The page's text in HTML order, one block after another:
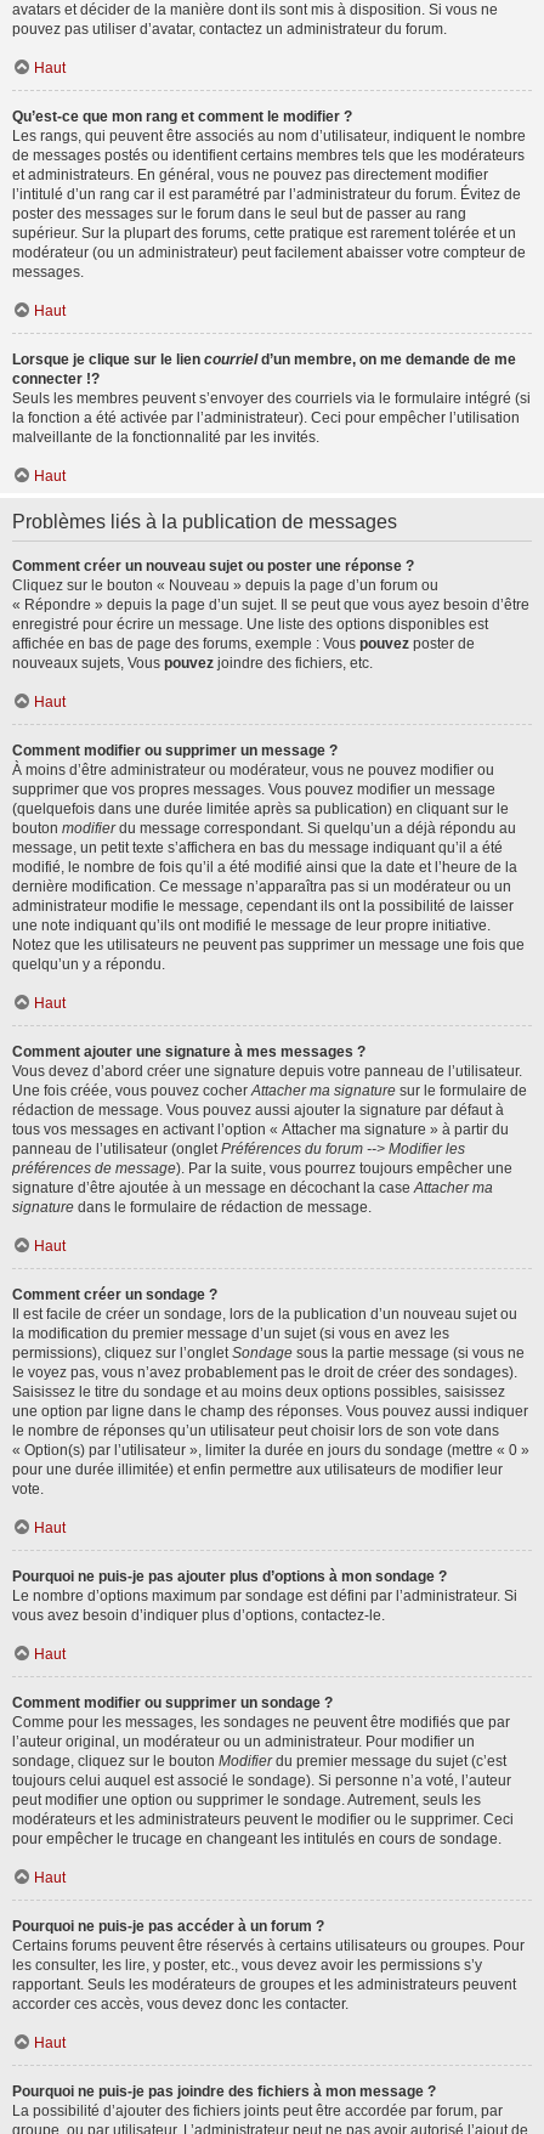
avatars et décider de la manière dont ils sont mis à disposition. Si vous ne
pouvez pas utiliser d’avatar, contactez un administrateur du forum.
Haut
Qu’est-ce que mon rang et comment le modifier ?
Les rangs, qui peuvent être associés au nom d’utilisateur, indiquent le nombre
de messages postés ou identifient certains membres tels que les modérateurs
et administrateurs. En général, vous ne pouvez pas directement modifier
l’intitulé d’un rang car il est paramétré par l’administrateur du forum. Évitez de
poster des messages sur le forum dans le seul but de passer au rang
supérieur. Sur la plupart des forums, cette pratique est rarement tolérée et un
modérateur (ou un administrateur) peut facilement abaisser votre compteur de
messages.
Haut
Lorsque je clique sur le lien courrield’un membre, on me demande de me
connecter !?
Seuls les membres peuvent s’envoyer des courriels via le formulaire intégré (si
la fonction a été activée par l’administrateur). Ceci pour empêcher l’utilisation
malveillante de la fonctionnalité par les invités.
Haut
Problèmes liés à la publication de messages
Comment créer un nouveau sujet ou poster une réponse ?
Cliquez sur le bouton « Nouveau » depuis la page d’un forum ou
« Répondre » depuis la page d’un sujet. Il se peut que vous ayez besoin d’être
enregistré pour écrire un message. Une liste des options disponibles est
affichée en bas de page des forums, exemple : Vous pouvez poster de
nouveaux sujets, Vous pouvez joindre des fichiers, etc.
Haut
Comment modifier ou supprimer un message ?
À moins d’être administrateur ou modérateur, vous ne pouvez modifier ou
supprimer que vos propres messages. Vous pouvez modifier un message
(quelquefois dans une durée limitée après sa publication) en cliquant sur le
bouton modifierdu message correspondant. Si quelqu’un a déjà répondu au
message, un petit texte s’affichera en bas du message indiquant qu’il a été
modifié, le nombre de fois qu’il a été modifié ainsi que la date et l’heure de la
dernière modification. Ce message n’apparaîtra pas si un modérateur ou un
administrateur modifie le message, cependant ils ont la possibilité de laisser
une note indiquant qu’ils ont modifié le message de leur propre initiative.
Notez que les utilisateurs ne peuvent pas supprimer un message une fois que
quelqu’un y a répondu.
Haut
Comment ajouter une signature à mes messages ?
Vous devez d’abord créer une signature depuis votre panneau de l’utilisateur.
Une fois créée, vous pouvez cocherAttacher ma signature sur le formulaire de
rédaction de message. Vous pouvez aussi ajouter la signature par défaut à
tous vos messages en activant l’option « Attacher ma signature » à partir du
panneau de l’utilisateur (ongletPréférences du forum --> Modifier les
préférences de message). Par la suite, vous pourrez toujours empêcher une
signature d’être ajoutée à un message en décochant la caseAttacher ma
signature dans le formulaire de rédaction de message.
Haut
Comment créer un sondage ?
Il est facile de créer un sondage, lors de la publication d’un nouveau sujet ou
la modification du premier message d’un sujet (si vous en avez les
permissions), cliquez sur l’ongletSondage sous la partie message (si vous ne
le voyez pas, vous n’avez probablement pas le droit de créer des sondages).
Saisissez le titre du sondage et au moins deux options possibles, saisissez
une option par ligne dans le champ des réponses. Vous pouvez aussi indiquer
le nombre de réponses qu’un utilisateur peut choisir lors de son vote dans
« Option(s) par l’utilisateur », limiter la durée en jours du sondage (mettre « 0 »
pour une durée illimitée) et enfin permettre aux utilisateurs de modifier leur
vote.
Haut
Pourquoi ne puis-je pas ajouter plus d’options à mon sondage ?
Le nombre d’options maximum par sondage est défini par l’administrateur. Si
vous avez besoin d’indiquer plus d’options, contactez-le.
Haut
Comment modifier ou supprimer un sondage ?
Comme pour les messages, les sondages ne peuvent être modifiés que par
l’auteur original, un modérateur ou un administrateur. Pour modifier un
sondage, cliquez sur le bouton Modifierdu premier message du sujet (c’est
toujours celui auquel est associé le sondage). Si personne n’a voté, l’auteur
peut modifier une option ou supprimer le sondage. Autrement, seuls les
modérateurs et les administrateurs peuvent le modifier ou le supprimer. Ceci
pour empêcher le trucage en changeant les intitulés en cours de sondage.
Haut
Pourquoi ne puis-je pas accéder à un forum ?
Certains forums peuvent être réservés à certains utilisateurs ou groupes. Pour
les consulter, les lire, y poster, etc., vous devez avoir les permissions s’y
rapportant. Seuls les modérateurs de groupes et les administrateurs peuvent
accorder ces accès, vous devez donc les contacter.
Haut
Pourquoi ne puis-je pas joindre des fichiers à mon message ?
La possibilité d’ajouter des fichiers joints peut être accordée par forum, par
groupe, ou par utilisateur. L’administrateur peut ne pas avoir autorisé l’ajout de